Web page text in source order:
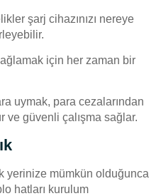
şarj cihazınızı nereye
için her zaman bir
uymak, para cezalarından
ve güvenli çalışma sağlar.
yerinize mümkün olduğunca
hatları kurulum